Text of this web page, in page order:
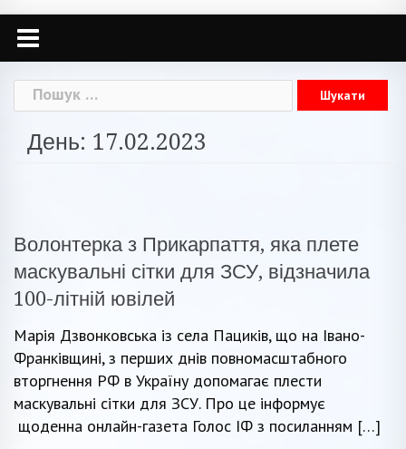
Пошук:
День: 17.02.2023
Волонтерка з Прикарпаття, яка плете
маскувальні сітки для ЗСУ, відзначила
100-літній ювілей
Марія Дзвонковська із села Пациків, що на Івано-
Франківщині, з перших днів повномасштабного
вторгнення РФ в Україну допомагає плести
маскувальні сітки для ЗСУ. Про це інформує
щоденна онлайн-газета Голос ІФ з посиланням […]